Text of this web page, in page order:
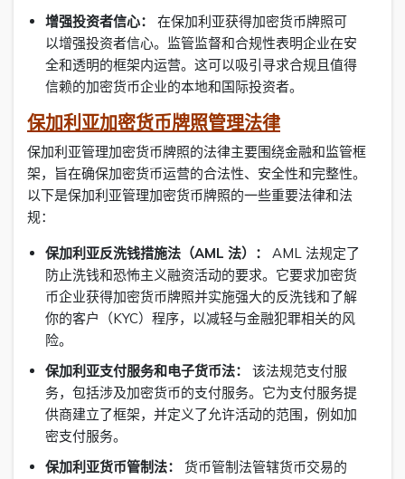
增强投资者信心： 在保加利亚获得加密货币牌照可
以增强投资者信心。监管监督和合规性表明企业在安
全和透明的框架内运营。这可以吸引寻求合规且值得
信赖的加密货币企业的本地和国际投资者。
保加利亚加密货币牌照管理法律
保加利亚管理加密货币牌照的法律主要围绕金融和监管框
架，旨在确保加密货币运营的合法性、安全性和完整性。
以下是保加利亚管理加密货币牌照的一些重要法律和法
规：
保加利亚反洗钱措施法（AML 法）： AML 法规定了
防止洗钱和恐怖主义融资活动的要求。它要求加密货
币企业获得加密货币牌照并实施强大的反洗钱和了解
你的客户（KYC）程序，以减轻与金融犯罪相关的风
险。
保加利亚支付服务和电子货币法：
该法规范支付服
务，包括涉及加密货币的支付服务。它为支付服务提
供商建立了框架，并定义了允许活动的范围，例如加
密支付服务。
保加利亚货币管制法：
货币管制法管辖货币交易的